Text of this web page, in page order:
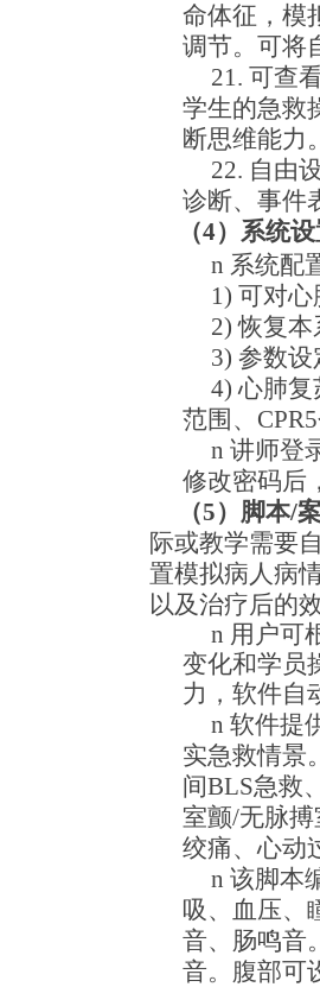
命体征，模
调节。可将
21. 可查
学生的急救
断思维能力
22. 自由
诊断、事件
（4）系统
n 系统配
1) 可对心
2)恢复本
3) 参数设
4)心肺复
范围、 CPR5
n 讲师登
修改密码后
（5）脚本/
际或教学需要
置模拟病人病
以及治疗后的
n 用户可
变化和学员
力，软件自
n 软件提
实急救情景
间BLS急救
室颤/无脉
绞痛、心动
n 该脚本
吸、血压、
音、肠鸣音
音。腹部可